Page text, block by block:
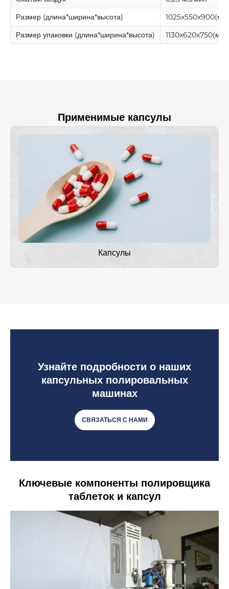
Размер (длина*ширина*высота)
Размер упаковки (длина*ширина*высота)
1130x620x750(мм)
Применимые капсулы
Капсулы
Узнайте подробности о наших
капсульных полировальных
машинах
СВЯЗАТЬСЯ С НАМИ
Ключевые компоненты полировщика
таблеток и капсул